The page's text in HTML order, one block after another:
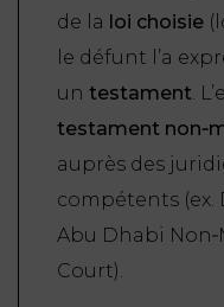
PRÉJUDICE
CORPOREL
DROIT
DES
ÉTRANGERS
ET
DE
L’IMMIGRATION
de la loi choisie
le défunt l’a
un testament.
testament
auprès des
compétents (ex.
Abu Dhabi
Court).